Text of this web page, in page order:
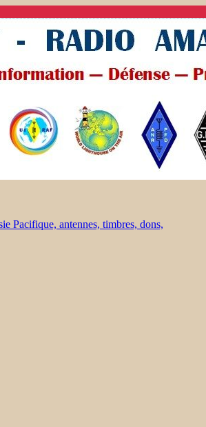
Pacifique, antennes, timbres, dons,